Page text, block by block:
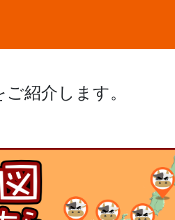
紹介します。